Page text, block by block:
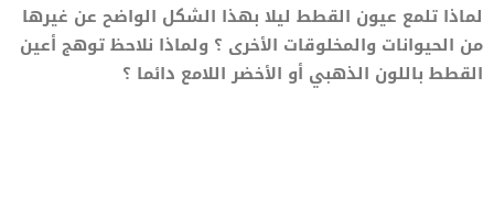
لماذا تلمع عيون القطط ليلا بهذا الشكل الواضح عن غيرها
من الحيوانات والمخلوقات الأخرى ؟ ولماذا نلاحظ توهج أعين
القطط باللون الذهبي أو الأخضر اللامع دائما ؟